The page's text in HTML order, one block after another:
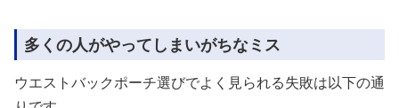
多くの人がやってしまいがちなミス
ウエストバックポーチ選びでよく見られる失敗は以下の通